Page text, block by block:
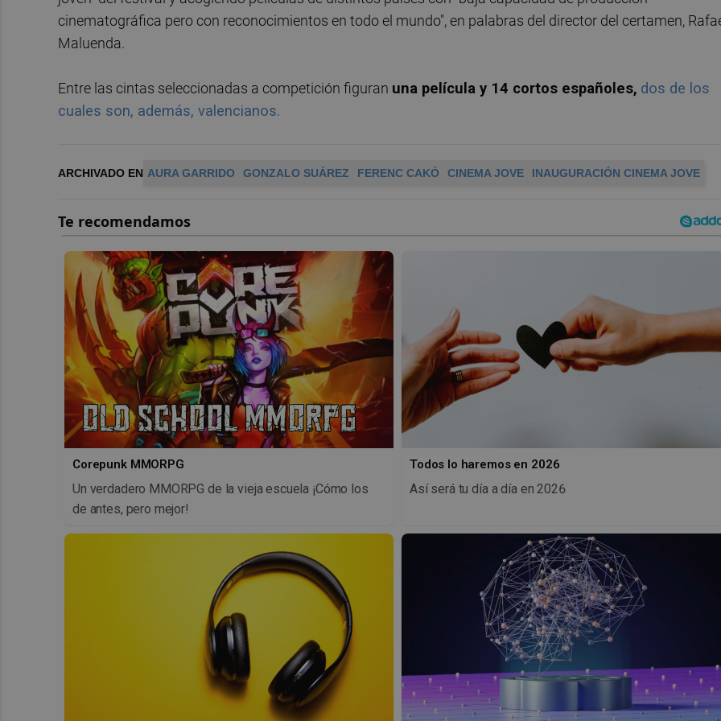
cinematográfica pero con reconocimientos en todo el mundo", en palabras del director del certamen,
Maluenda.
Entre las cintas seleccionadas a competición figuran una película y 14 cortos españoles, dos de los
cuales son, además, valencianos.
ARCHIVADO EN AURA GARRIDO GONZALO SUÁREZ FERENC CAKÓ CINEMA JOVE INAUGURACIÓN CINEMA JOVE
Corepunk MMORPG
Un verdadero MMORPG de la vieja escuela ¡Cómo los
de antes, pero mejor!
Todos lo haremos en 2026
Así será tu día a día en 2026